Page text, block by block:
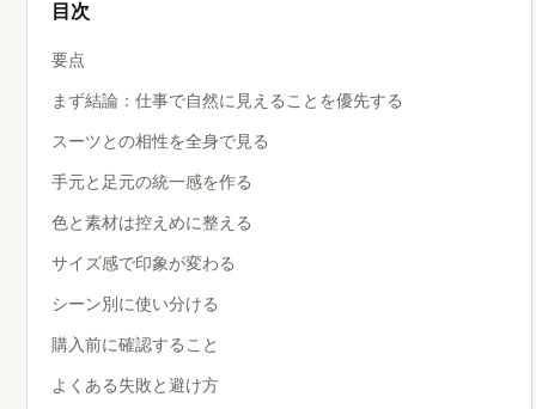
目次
要点
まず結論：仕事で自然に見えることを優先する
スーツとの相性を全身で見る
手元と足元の統一感を作る
色と素材は控えめに整える
サイズ感で印象が変わる
シーン別に使い分ける
購入前に確認すること
よくある失敗と避け方